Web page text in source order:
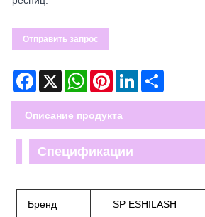
Отправить запрос
Facebook
X WhatsAppPinterestLinkedIn
Описание продукта
Спецификации
Бренд SP ESHILASH